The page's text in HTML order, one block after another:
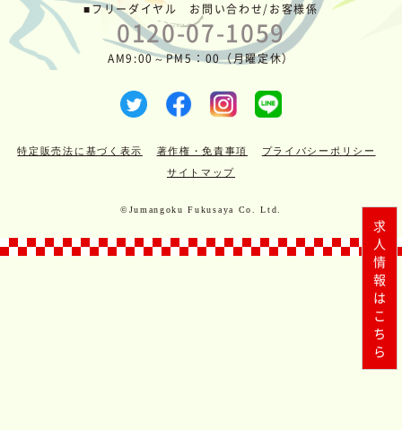
求人情報はこちら
■フリーダイヤル お問い合わせ/お客様係
0120-07-1059
AM9:00～PM5：00（月曜定休）
特定販売法に基づく表示 著作権・免責事項
プライバシーポリシー
サイトマップ
©Jumangoku Fukusaya Co. Ltd.